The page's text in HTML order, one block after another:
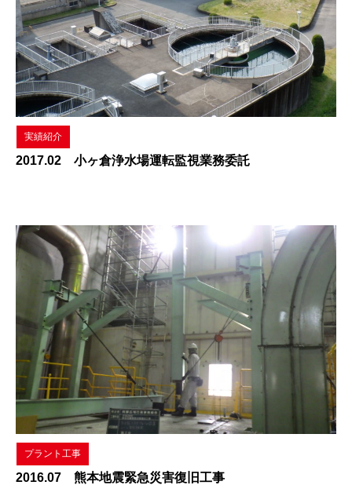
実績紹介
2017.02 小ヶ倉浄水場運転監視業務委託
プラント工事
2016.07 熊本地震緊急災害復旧工事